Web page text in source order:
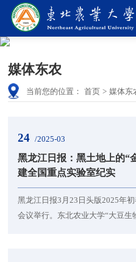
媒体东农
当前您的位置： 首页 > 媒体东
24 /2025-03
黑龙江日报：黑土地上的
建全国重点实验室纪实
黑龙江日报3月23日头版2025年
会议举行。东北农业大学“大豆